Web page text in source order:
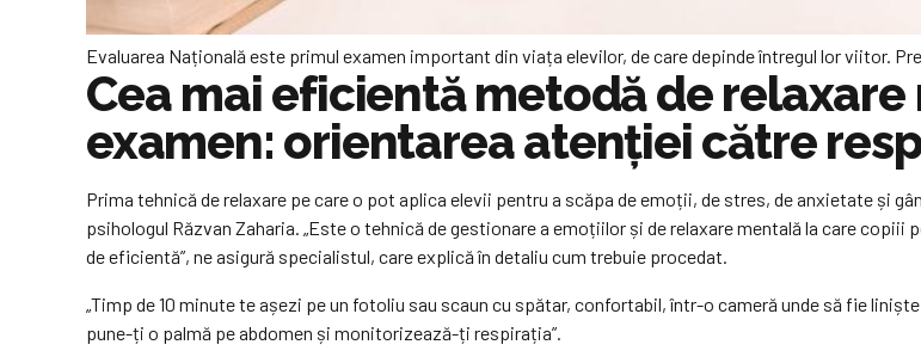
Evaluarea Națională este primul examen important din viața elevilor, de care depinde întregul lor viitor.
Cea mai eficientă metodă de
examen: orientarea atenției către
Prima tehnică de relaxare pe care o pot aplica elevii pentru a scăpa de emoții, de stres, de anxietate și
psihologul Răzvan Zaharia. „Este o tehnică de gestionare a emoțiilor și de relaxare mentală la care
de eficientă”, ne asigură specialistul, care explică în detaliu cum trebuie procedat.
„Timp de 10 minute te așezi pe un fotoliu sau scaun cu spătar, confortabil, într-o cameră unde să fie
pune-ți o palmă pe abdomen și monitorizează-ți respirația”.